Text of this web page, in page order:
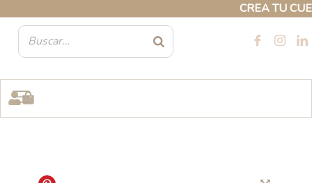
CREA TU
contenido